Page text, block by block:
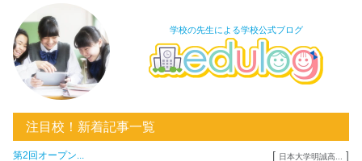
学校の先生による学校公式ブログ
注目校！新着記事一覧
第2回オープン... [ 日本大学明誠高... ]